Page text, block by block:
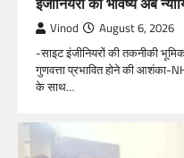
Vinod August 6, 2026
-साइट इंजीनियरों की तकनीकी
गुणवत्ता प्रभावित होने की आशंका-
के साथ…